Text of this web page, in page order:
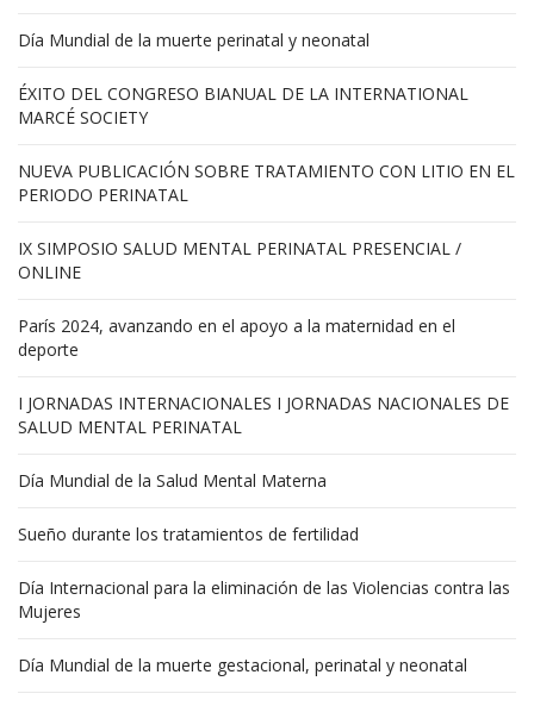
Día Mundial de la muerte perinatal y neonatal
ÉXITO DEL CONGRESO BIANUAL DE LA INTERNATIONAL
MARCÉ SOCIETY
NUEVA PUBLICACIÓN SOBRE TRATAMIENTO CON LITIO EN EL
PERIODO PERINATAL
IX SIMPOSIO SALUD MENTAL PERINATAL PRESENCIAL /
ONLINE
París 2024, avanzando en el apoyo a la maternidad en el
deporte
I JORNADAS INTERNACIONALES I JORNADAS NACIONALES DE
SALUD MENTAL PERINATAL
Día Mundial de la Salud Mental Materna
Sueño durante los tratamientos de fertilidad
Día Internacional para la eliminación de las Violencias contra las
Mujeres
Día Mundial de la muerte gestacional, perinatal y neonatal